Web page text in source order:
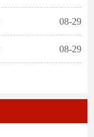
08-29
08-29